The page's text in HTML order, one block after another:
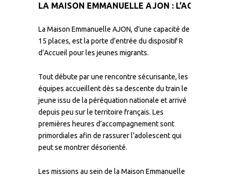
LA MAISON EMMANUELLE AJON : L'ACCUEIL
La Maison Emmanuelle AJON, d’une capacité de
15 places, est la porte d’entrée du dispositif R
d’Accueil pour les jeunes migrants.
Tout débute par une rencontre sécurisante, les
équipes accueillent dès sa descente du train le
jeune issu de la péréquation nationale et arrivé
depuis peu sur le territoire français. Les
premières heures d’accompagnement sont
primordiales afin de rassurer l’adolescent qui
peut se montrer désorienté.
Les missions au sein de la Maison Emmanuelle